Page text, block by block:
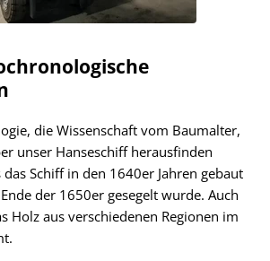
die Wissenschaft vom Baumalter,
unser Hanseschiff herausfinden
das Schiff in den 1640er Jahren gebaut
der 1650er gesegelt wurde. Auch
Holz aus verschiedenen Regionen im